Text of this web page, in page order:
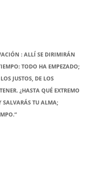
: ALLÍ SE DIRIMIRÁN
TODO HA EMPEZADO;
JUSTOS, DE LOS
¿HASTA QUÉ EXTREMO
SALVARÁS TU ALMA;